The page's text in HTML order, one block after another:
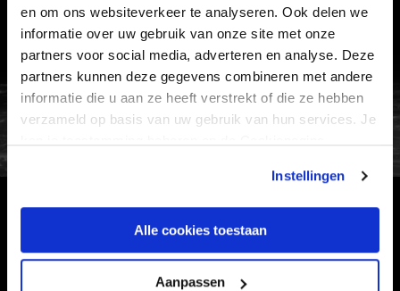
en om ons websiteverkeer te analyseren. Ook delen we
informatie over uw gebruik van onze site met onze
partners voor social media, adverteren en analyse. Deze
partners kunnen deze gegevens combineren met andere
informatie die u aan ze heeft verstrekt of die ze hebben
verzameld op basis van uw gebruik van hun services. Je
Instellingen
Alle cookies toestaan
Aanpassen
WERKEN BIJ
VERTROUWENSPERSOON
FC Utrecht<br>vanuit<br>het
HOOFDSPONSOR